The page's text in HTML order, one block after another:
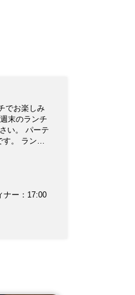
でお楽しみ
末のランチ
い。 パーテ
す。 ランチ
ナー：17:00